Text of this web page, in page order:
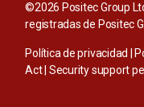
©2026 Positec Group
registradas de Positec
Política de privacidad
Act| Security support